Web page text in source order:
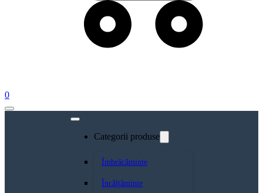
0
Categorii produse
Îmbrăcăminte
Încălțăminte